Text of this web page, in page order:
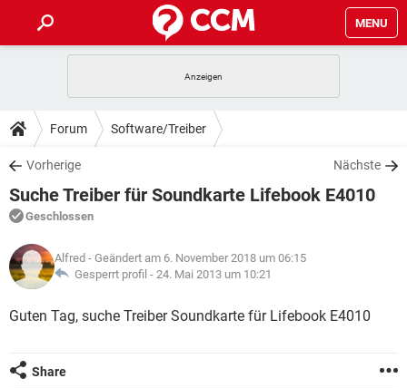
MENU
ANDROID IOS
WINDOWS 10
WHATSAPP TIKTOK
FACEBOOK
TIPPS & TRICKS
SPIELE
WINDOWS 10
WHATSAPP
FACEBOOK HARDWARE
DOWNLOADS
SPIELE STREAMING
ANDROID
WINDOWS 10 INSTAGRAM
WHATSAPP
FACEBOOK HARDWARE
FORUM
SPIELE
ANDROID IOS
FACEBOOK
LEXIKON
SPIELE
ANDROID IOS
WHATSAPP
Forum Software/Treiber
Vorherige Nächste
Suche Treiber für Soundkarte Lifebook E4010
Geschlossen
Alfred - Geändert am 6. November 2018 um 06:15
Gesperrt profil - 24. Mai 2013 um 10:21
Guten Tag, suche Treiber Soundkarte für Lifebook E4010
Share